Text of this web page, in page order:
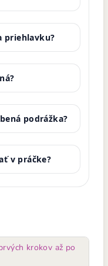
priehlavku?
podrážka?
v práčke?
krokov až po